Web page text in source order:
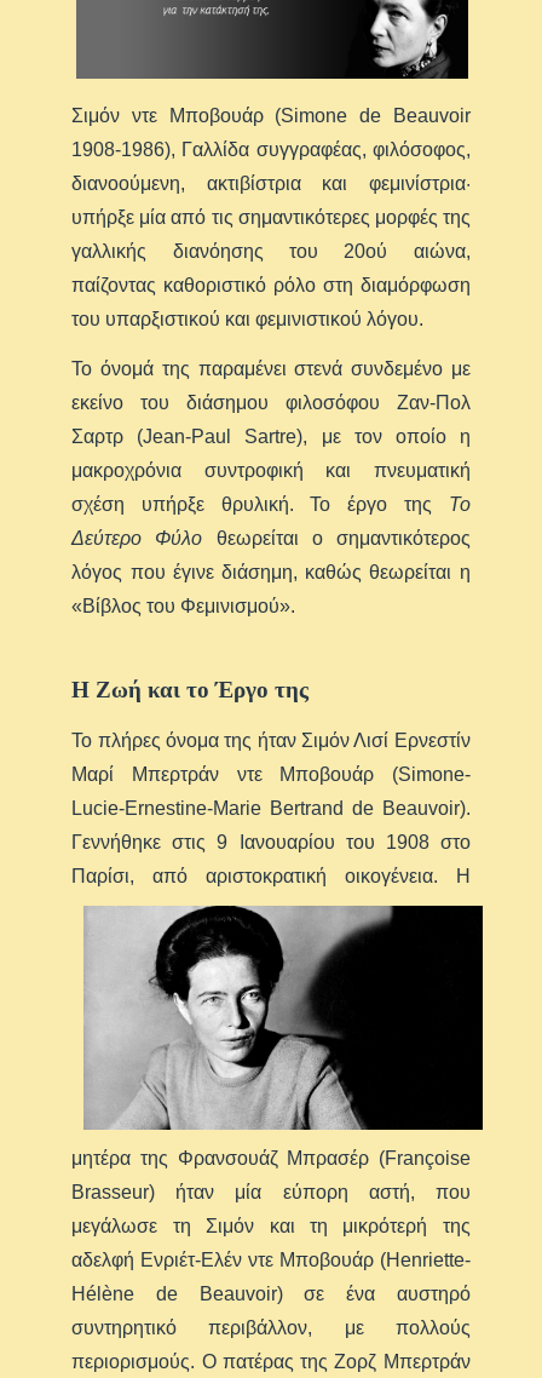
Σιμόν ντε Μποβουάρ (Simone de Beauvoir
1908-1986), Γαλλίδα συγγραφέας, φιλόσοφος,
διανοούμενη, ακτιβίστρια και φεμινίστρια·
υπήρξε μία από τις σημαντικότερες μορφές της
γαλλικής διανόησης του 20ού αιώνα,
παίζοντας καθοριστικό ρόλο στη διαμόρφωση
του υπαρξιστικού και φεμινιστικού λόγου.
Το όνομά της παραμένει στενά συνδεμένο με
εκείνο του διάσημου φιλοσόφου Ζαν-Πολ
Σαρτρ (Jean-Paul Sartre), με τον οποίο η
μακροχρόνια συντροφική και πνευματική
σχέση υπήρξε θρυλική. Το έργο της Το
Δεύτερο Φύλο θεωρείται ο σημαντικότερος
λόγος που έγινε διάσημη, καθώς θεωρείται η
«Βίβλος του Φεμινισμού».
Η Ζωή και το Έργο της
Το πλήρες όνομα της ήταν Σιμόν Λισί Ερνεστίν
Μαρί Μπερτράν ντε Μποβουάρ (Simone-
Lucie-Ernestine-Marie Bertrand de Beauvoir).
Γεννήθηκε στις 9 Ιανουαρίου του 1908 στο
Παρίσι, από αριστοκρατική οικογένεια.
Η
μητέρα της Φρανσουάζ Μπρασέρ (Françoise
Brasseur) ήταν μία εύπορη αστή, που
μεγάλωσε τη Σιμόν και τη μικρότερή της
αδελφή Ενριέτ-Ελέν ντε Μποβουάρ (Henriette-
Hélène de Beauvoir) σε ένα αυστηρό
συντηρητικό περιβάλλον, με πολλούς
περιορισμούς. Ο πατέρας της Ζορζ Μπερτράν